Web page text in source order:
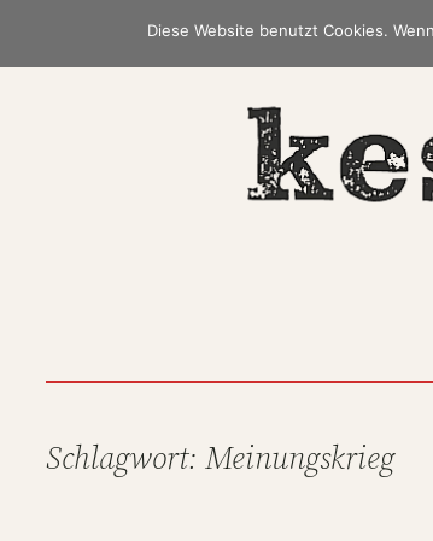
Inhalt
Schlagwort: Meinungskrieg
Diese Website benutzt Cookies.